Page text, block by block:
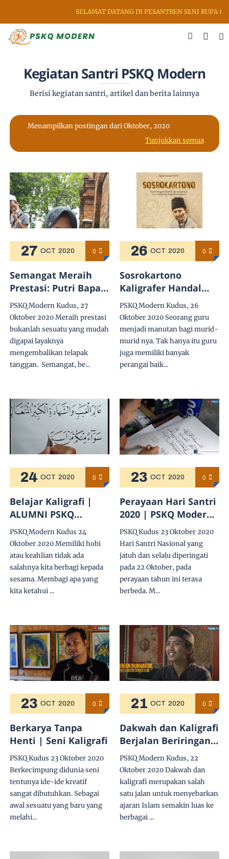
SELAMAT DATANG DI PESANTREN SENI RUPA &
Kegiatan Santri PSKQ Modern
Berisi kegiatan santri, artikel dan berita lainnya
Menampilkan postingan dari Oktober, 2020
Tunjukkan semua
27 OCT 2020 0
Semangat Meraih
Prestasi: Putri Bapak
Assiry Meraih Juara 1
Perlombaan Kaligrafi
PSKQ Modern Kudus, 27
Oktober 2020 Meraih prestasi
bukanlah sesuatu yang mudah
digapai layaknya
mengembalikan telapak
tanggan. Semangat, be...
26 OCT 2020 0
Sosrokartono
Kaligrafer Handal
Inspirator Bapak
Assiry
PSKQ Modern Kudus, 26
Oktober 2020 Seorang guru
menjadi manutan bagi murid-
murid nya. Tak hanya itu guru
juga memiliki banyak
perangai baik...
24 OCT 2020 0
Belajar Kaligrafi |
ALUMNI PSKQ
MODERN KUDUS
JATENG
PSKQ Modern Kudus 24
Oktober 2020 Memiliki hobi
atau keahlian tidak ada
salahnya kita berbagi kepada
sesama. Membagi apa yang
kita ketahui ...
23 OCT 2020 0
Perayaan Hari Santri
2020 | PSKQ Modern
Kudus
PSKQ Kudus 23 Oktober 2020
Hari Santri Nasional yang
jatuh dan selalu diperingati
pada 22 Oktober, pada
perayaan tahun ini terasa
berbeda. M...
23 OCT 2020 0
Berkarya Tanpa
Henti | Seni Kaligrafi
PSKQ Kudus 23 Oktober 2020
Berkecimpung didunia seni
tentunya ide-ide kreatif
sangat dibutuhkan. Sebagai
awal sesuatu yang baru yang
melahi...
21 OCT 2020 0
Dakwah dan Kaligrafi
Berjalan Beriringan |
Mas Lukman Kader
kaligrafi Ustaz.
H.Muhammad Assiry
PSKQ Modern Kudus, 22
Oktober 2020 Dakwah dan
kaligrafi merupakan salah
satu jalan untuk menyebarkan
ajaran Islam semakin luas ke
berbagai ...